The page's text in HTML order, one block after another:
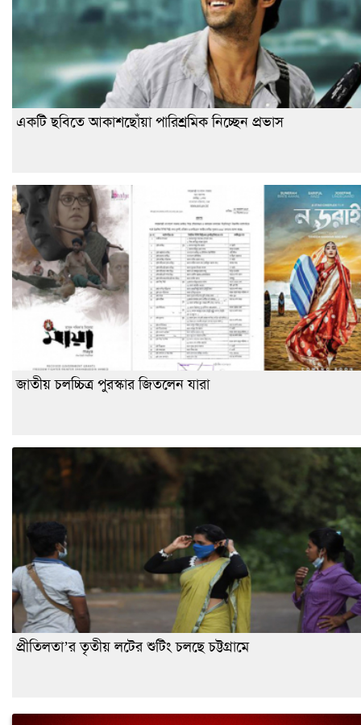
একটি ছবিতে আকাশছোঁয়া পারিশ্রমিক নিচ্ছেন প্রভাস
জাতীয় চলচ্চিত্র পুরস্কার জিতলেন যারা
প্রীতিলতা’র তৃতীয় লটের শুটিং চলছে চট্টগ্রামে